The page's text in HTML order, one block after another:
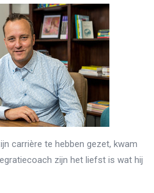
carrière te hebben gezet, kwam
zijn het liefst is wat hij